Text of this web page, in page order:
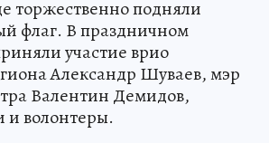
торжественно подняли
флаг. В праздничном
участие врио
Александр Шуваев, мэр
Валентин Демидов,
и волонтеры.